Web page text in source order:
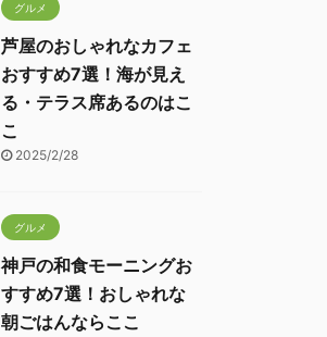
グルメ
芦屋のおしゃれなカフェ
おすすめ7選！海が見え
る・テラス席あるのはこ
こ
2025/2/28
グルメ
神戸の和食モーニングお
すすめ7選！おしゃれな
朝ごはんならここ